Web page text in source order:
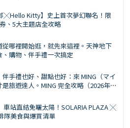
╳Hello Kitty】史上首次夢幻聯名！限
、5大主題店全攻略
哪裡開始逛，就先來這裡。天神地下
購物、伴手禮一次搞定
伴手禮也好、甜點也好：來 MING（マイ
旅遊達人。MING 完全攻略（2026年
車站直結免曬太陽！SOLARIA PLAZA ╳
隊美食與爆買清單